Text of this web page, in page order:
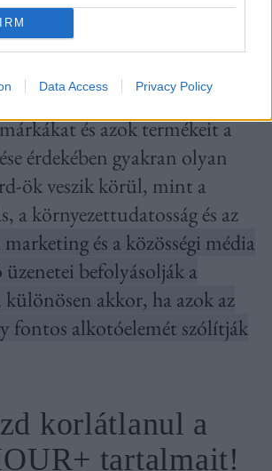
Data Access Privacy Policy
amelyetzöldrefestésnek
a fogyasztókat, és arra
hamis biztonságérzetben
pszichológus kiemelte, hogy a
és azok termékeit a
érdekében gyakran olyan
ök veszik körül, mint a
a környezettudatosság és az
és a közösségi média
befolyásolják a
akkor, ha azok az
fontos alkotóelemét szólítják